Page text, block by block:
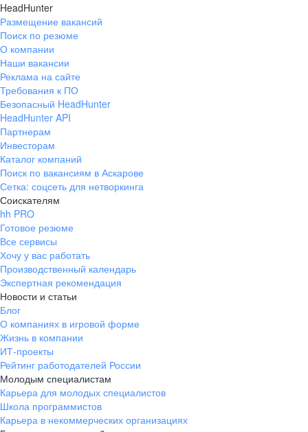
HeadHunter
Размещение вакансий
Поиск по резюме
О компании
Наши вакансии
Реклама на сайте
Требования к ПО
Безопасный HeadHunter
HeadHunter API
Партнерам
Инвесторам
Каталог компаний
Поиск по вакансиям в Аскарове
Сетка: соцсеть для нетворкинга
Соискателям
hh PRO
Готовое резюме
Все сервисы
Хочу у вас работать
Производственный календарь
Экспертная рекомендация
Новости и статьи
Блог
О компаниях в игровой форме
Жизнь в компании
ИТ-проекты
Рейтинг работодателей России
Молодым специалистам
Карьера для молодых специалистов
Школа программистов
Карьера в некоммерческих организациях